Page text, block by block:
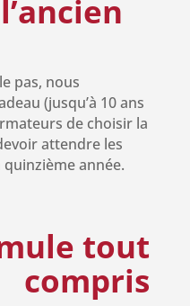
pas, nous
(jusqu’à 10 ans
de choisir la
attendre les
année.
tout
compris